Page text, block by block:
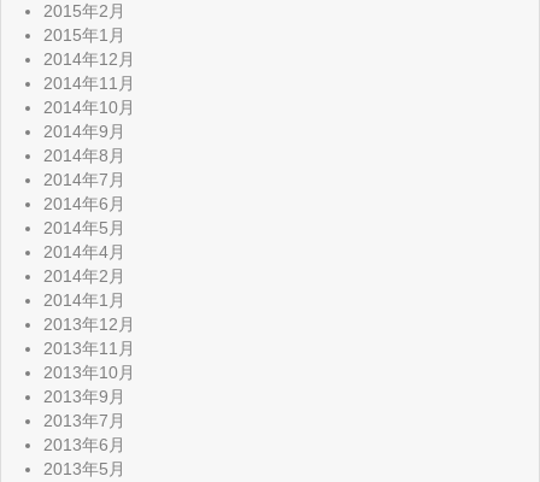
2015年2月
2015年1月
2014年12月
2014年11月
2014年10月
2014年9月
2014年8月
2014年7月
2014年6月
2014年5月
2014年4月
2014年2月
2014年1月
2013年12月
2013年11月
2013年10月
2013年9月
2013年7月
2013年6月
2013年5月